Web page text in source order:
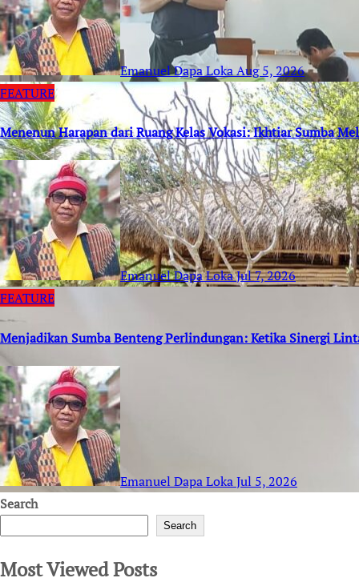
Emanuel Dapa LokaAug 5, 2026
FEATURE
Menenun Harapan dari Ruang Kelas Vokasi: Ikhtiar Sumba
Emanuel Dapa LokaJul 7, 2026
FEATURE
Menjadikan Sumba Benteng Perlindungan: Ketika Sinergi
Emanuel Dapa LokaJul 5, 2026
Search
Search
Most Viewed Posts